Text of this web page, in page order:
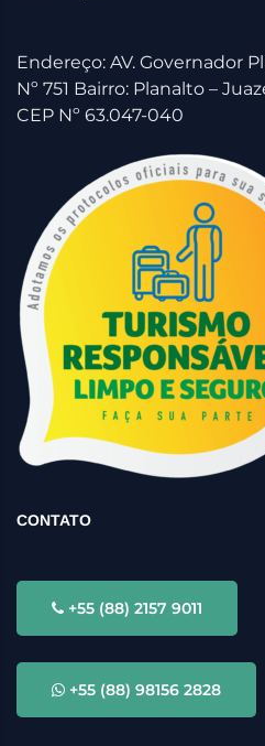
Endereço: AV. Governador
Nº 751 Bairro: Planalto –
CEP Nº 63.047-040
CONTATO
+55 (88) 2157 9011
+55 (88) 98156 2828